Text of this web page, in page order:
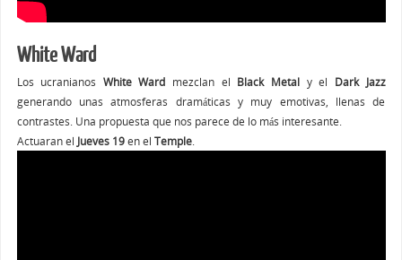
White Ward
Los ucranianos White Ward mezclan el Black Metaly el Dark Jazz
generando unas atmosferas dramáticas y muy emotivas, llenas de
contrastes. Una propuesta que nos parece de lo más interesante.
Actuaran el Jueves 19en el Temple.